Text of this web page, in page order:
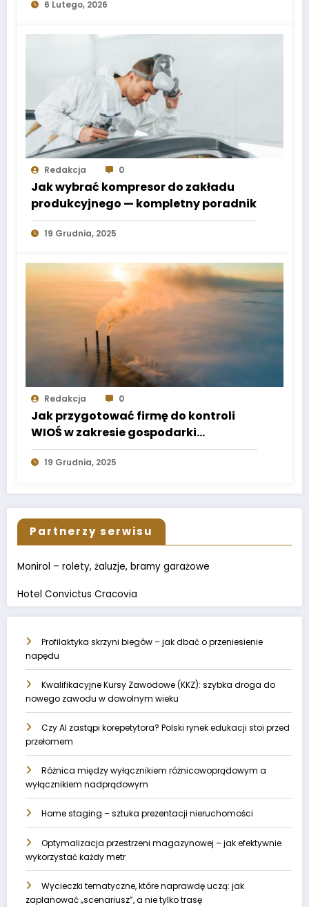
6 Lutego, 2026
Redakcja 0
Jak wybrać kompresor do zakładu
produkcyjnego — kompletny poradnik
19 Grudnia, 2025
Redakcja 0
Jak przygotować firmę do kontroli
WIOŚ w zakresie gospodarki
odpadami?
19 Grudnia, 2025
Partnerzy serwisu
Monirol – rolety, żaluzje, bramy garażowe
Hotel Convictus Cracovia
Profilaktyka skrzyni biegów – jak dbać o przeniesienie
napędu
Kwalifikacyjne Kursy Zawodowe (KKZ): szybka droga do
nowego zawodu w dowolnym wieku
Czy AI zastąpi korepetytora? Polski rynek edukacji stoi przed
przełomem
Różnica między wyłącznikiem różnicowoprądowym a
wyłącznikiem nadprądowym
Home staging – sztuka prezentacji nieruchomości
Optymalizacja przestrzeni magazynowej – jak efektywnie
wykorzystać każdy metr
Wycieczki tematyczne, które naprawdę uczą: jak
zaplanować „scenariusz”, a nie tylko trasę